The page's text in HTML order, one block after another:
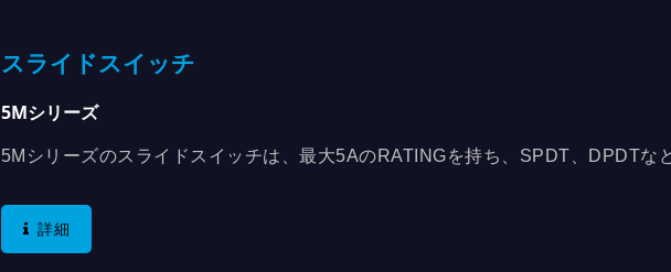
スライドスイッチ
5Mシリーズ
5Mシリーズのスライドスイッチは、最大5AのRATINGを持ち、SPDT、DPDTな
合わせて使用できます。...
詳細